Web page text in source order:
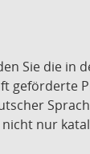
Sie die in
geförderte
nur